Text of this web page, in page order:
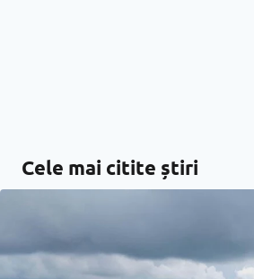
Cele mai citite știri